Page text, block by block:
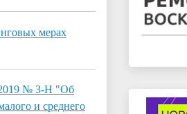
мерах
№ 3-Н "Об
и среднего